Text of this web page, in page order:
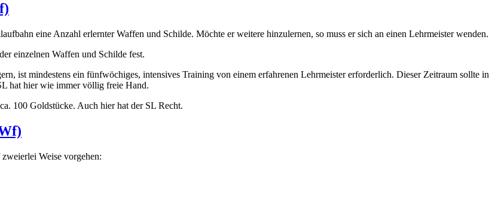
eine Anzahl erlernter Waffen und Schilde. Möchte er weitere hinzulernen, so muss er sich an einen Lehrmeister wenden.
einzelnen Waffen und Schilde fest.
ist mindestens ein fünfwöchiges, intensives Training von einem erfahrenen Lehrmeister erforderlich. Dieser Zeitraum sollte in
hat hier wie immer völlig freie Hand.
100 Goldstücke. Auch hier hat der SL Recht.
Weise vorgehen: